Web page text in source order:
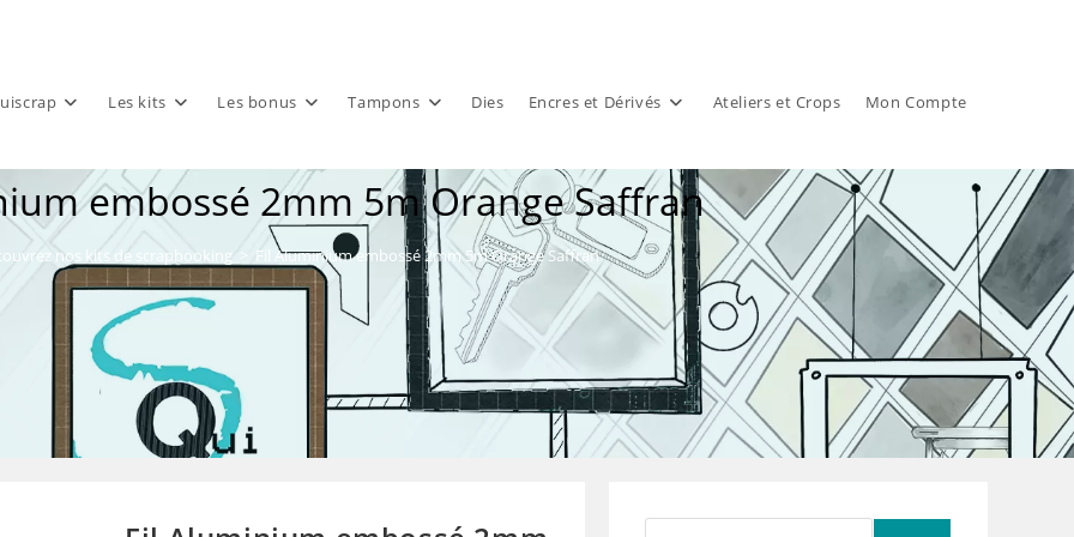
Les kits Les bonus Tampons Dies Encres et Dérivés Ateliers et Crops Mon Compte
embossé 2mm 5m Orange Saffran
nos kits de scrapbooking Fil Aluminium embossé 2mm 5m Orange Saffran